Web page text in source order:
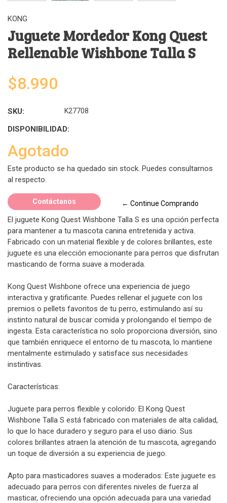
KONG
Juguete Mordedor Kong Quest
Rellenable Wishbone Talla S
$8.990
SKU: K27708
DISPONIBILIDAD:
Agotado
Este producto se ha quedado sin stock. Puedes consultarnos
al respecto.
Contáctanos ← Continue Comprando
El juguete Kong Quest Wishbone Talla S es una opción perfecta
para mantener a tu mascota canina entretenida y activa.
Fabricado con un material flexible y de colores brillantes, este
juguete es una elección emocionante para perros que disfrutan
masticando de forma suave a moderada.
Kong Quest Wishbone ofrece una experiencia de juego
interactiva y gratificante. Puedes rellenar el juguete con los
premios o pellets favoritos de tu perro, estimulando así su
instinto natural de buscar comida y prolongando el tiempo de
ingesta. Esta característica no solo proporciona diversión, sino
que también enriquece el entorno de tu mascota, lo mantiene
mentalmente estimulado y satisface sus necesidades
instintivas.
Características:
Juguete para perros flexible y colorido: El Kong Quest
Wishbone Talla S está fabricado con materiales de alta calidad,
lo que lo hace duradero y seguro para el uso diario. Sus
colores brillantes atraen la atención de tu mascota, agregando
un toque de diversión a su experiencia de juego.
Apto para masticadores suaves a moderados: Este juguete es
adecuado para perros con diferentes niveles de fuerza al
masticar, ofreciendo una opción adecuada para una variedad